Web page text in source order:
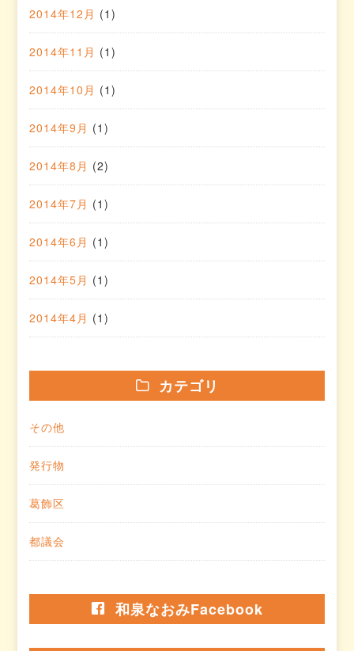
2014年12月 (1)
2014年11月 (1)
2014年10月 (1)
2014年9月 (1)
2014年8月 (2)
2014年7月 (1)
2014年6月 (1)
2014年5月 (1)
2014年4月 (1)
カテゴリ
その他
発行物
葛飾区
都議会
和泉なおみFacebook